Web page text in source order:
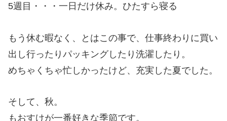
5週目・・・一日だけ休み。ひたすら寝る
もう休む暇なく、とはこの事で、仕事終わりに買い
出し行ったりパッキングしたり洗濯したり。
めちゃくちゃ忙しかったけど、充実した夏でした。
そして、秋。
もおすけが一番好きな季節です。